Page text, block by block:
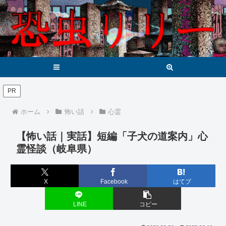
PR
ホーム 怖い話 心霊
【怖い話｜実話】短編「子犬の道案内」心
霊怪談（岐阜県）
X Facebook はてブ
LINE コピー